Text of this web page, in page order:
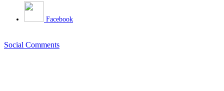
Facebook
Social Comments